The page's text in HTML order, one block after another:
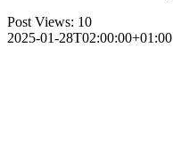
Post Views: 10
2025-01-28T02:00:00+01:00